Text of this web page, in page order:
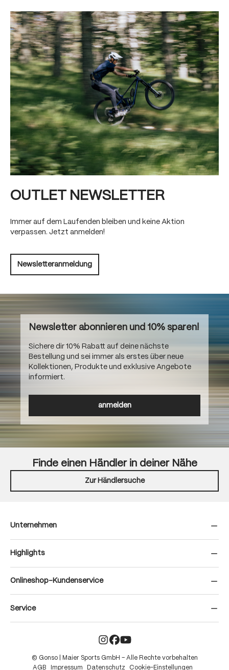
OUTLET NEWSLETTER
Immer auf dem Laufenden bleiben und keine Aktion
verpassen. Jetzt anmelden!
Newsletteranmeldung
Newsletter abonnieren und 10% sparen!
Sichere dir 10% Rabatt auf deine nächste
Bestellung und sei immer als erstes über neue
Kollektionen, Produkte und exklusive Angebote
informiert.
anmelden
Finde einen Händler in deiner Nähe
Zur Händlersuche
Unternehmen
Highlights
Onlineshop-Kundenservice
Service
© Gonso | Maier Sports GmbH – Alle Rechte vorbehalten
AGB
Impressum Datenschutz Cookie-Einstellungen